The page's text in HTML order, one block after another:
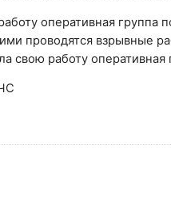
оперативная группа
проводятся взрывные
свою работу